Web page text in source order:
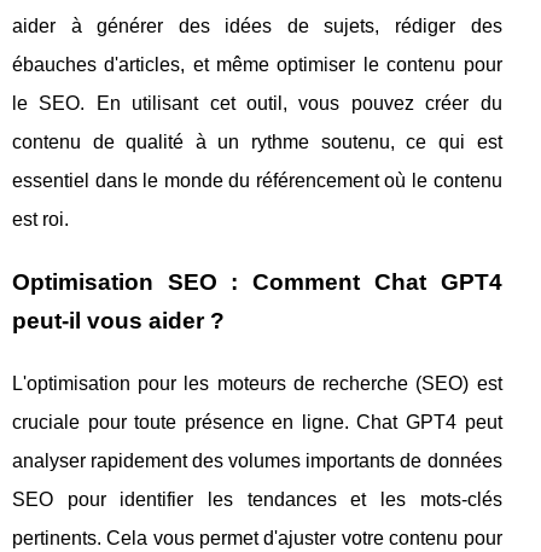
aider à générer des idées de sujets, rédiger des
ébauches d'articles, et même optimiser le contenu pour
le SEO. En utilisant cet outil, vous pouvez créer du
contenu de qualité à un rythme soutenu, ce qui est
essentiel dans le monde du référencement où le contenu
est roi.
Optimisation SEO : Comment Chat GPT4
peut-il vous aider ?
L'optimisation pour les moteurs de recherche (SEO) est
cruciale pour toute présence en ligne. Chat GPT4 peut
analyser rapidement des volumes importants de données
SEO pour identifier les tendances et les mots-clés
pertinents. Cela vous permet d'ajuster votre contenu pour